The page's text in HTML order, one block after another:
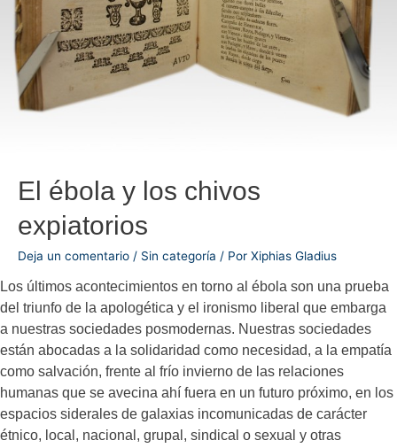
El ébola y los chivos
expiatorios
Deja un comentario / Sin categoría / Por Xiphias Gladius
Los últimos acontecimientos en torno al ébola son una prueba
del triunfo de la apologética y el ironismo liberal que embarga
a nuestras sociedades posmodernas. Nuestras sociedades
están abocadas a la solidaridad como necesidad, a la empatía
como salvación, frente al frío invierno de las relaciones
humanas que se avecina ahí fuera en un futuro próximo, en los
espacios siderales de galaxias incomunicadas de carácter
étnico, local, nacional, grupal, sindical o sexual y otras